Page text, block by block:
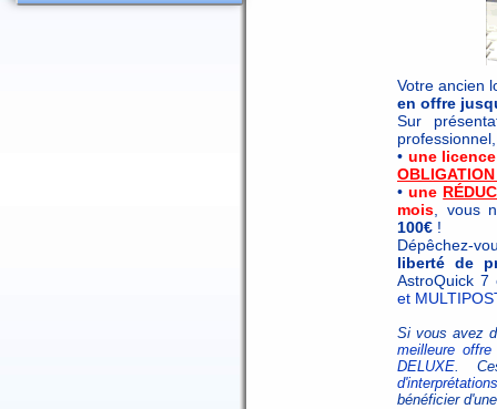
Votre ancien
en offre
Sur
• une
•une
mois , vous
100€ !
Dépêchez-
liberté de
AstroQuick
et
Si vous avez
meilleure offre
DELUXE.
bénéficier